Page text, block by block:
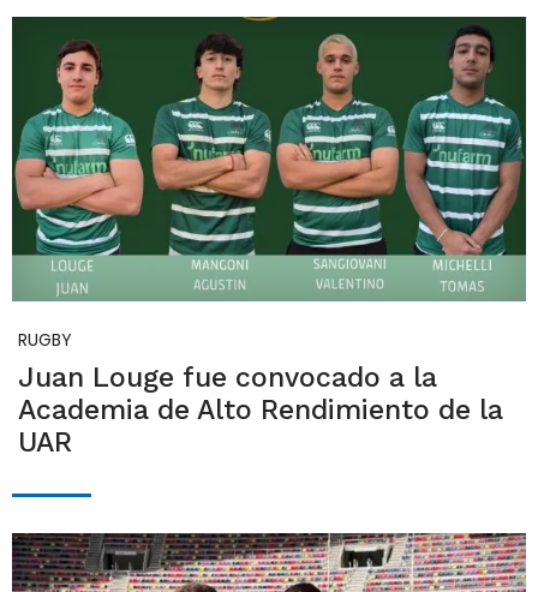
RUGBY
Juan Louge fue convocado a la
Academia de Alto Rendimiento de la
UAR